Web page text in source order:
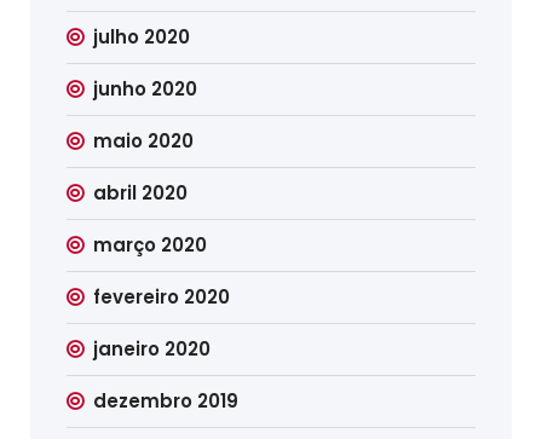
julho 2020
junho 2020
maio 2020
abril 2020
março 2020
fevereiro 2020
janeiro 2020
dezembro 2019